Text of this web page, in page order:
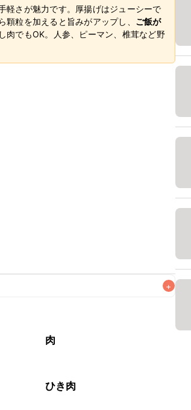
軽さが魅力です。厚揚げはジューシーで
粒を加えると旨みがアップし、 ご飯が
肉でもOK。人参、ピーマン、椎茸など野
+
上がりください。
肉
ひき肉